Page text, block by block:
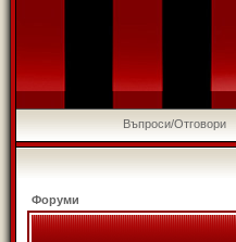
Въпроси/Отговори
Форуми